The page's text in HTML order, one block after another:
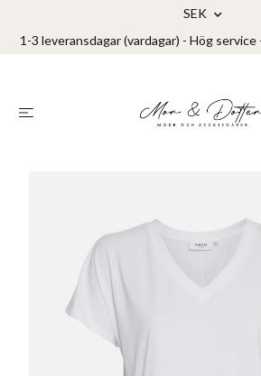
SEK
1-3 leveransdagar (vardagar) - Hög